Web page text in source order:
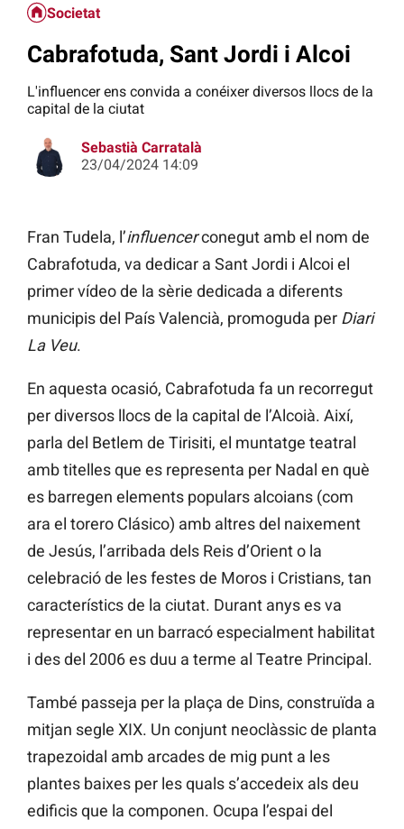
Societat
Cabrafotuda, Sant Jordi i Alcoi
L'influencer ens convida a conéixer diversos llocs de la
capital de la ciutat
Sebastià Carratalà
23/04/2024 14:09
Fran Tudela, l’influencerconegut amb el nom de
Cabrafotuda, va dedicar a Sant Jordi i Alcoi el
primer vídeo de la sèrie dedicada a diferents
municipis del País Valencià, promoguda per Diari
La Veu.
En aquesta ocasió, Cabrafotuda fa un recorregut
per diversos llocs de la capital de l’Alcoià. Així,
parla del Betlem de Tirisiti, el muntatge teatral
amb titelles que es representa per Nadal en què
es barregen elements populars alcoians (com
ara el torero Clásico) amb altres del naixement
de Jesús, l’arribada dels Reis d’Orient o la
celebració de les festes de Moros i Cristians, tan
característics de la ciutat. Durant anys es va
representar en un barracó especialment habilitat
i des del 2006 es duu a terme al Teatre Principal.
També passeja per la plaça de Dins, construïda a
mitjan segle XIX. Un conjunt neoclàssic de planta
trapezoidal amb arcades de mig punt a les
plantes baixes per les quals s’accedeix als deu
edificis que la componen. Ocupa l’espai del